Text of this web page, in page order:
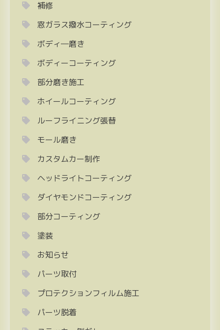
補修
窓ガラス撥水コーティング
ボディ―磨き
ボディーコーティング
部分磨き施工
ホイールコーティング
ルーフライニング張替
モール磨き
カスタムカー制作
ヘッドライトコーティング
ダイヤモンドコーティング
部分コーティング
塗装
お知らせ
パーツ取付
プロテクションフィルム施工
パーツ脱着